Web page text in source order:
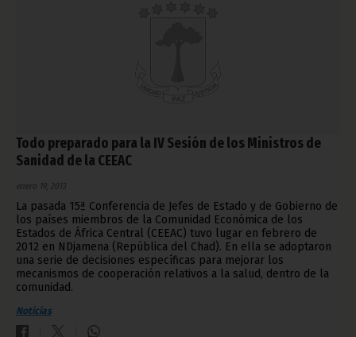
Todo preparado para la IV Sesión de los Ministros de
Sanidad de la CEEAC
enero 19, 2013
La pasada 15ª Conferencia de Jefes de Estado y de Gobierno de
los países miembros de la Comunidad Económica de los
Estados de África Central (CEEAC) tuvo lugar en febrero de
2012 en NDjamena (República del Chad). En ella se adoptaron
una serie de decisiones específicas para mejorar los
mecanismos de cooperación relativos a la salud, dentro de la
comunidad.
Noticias